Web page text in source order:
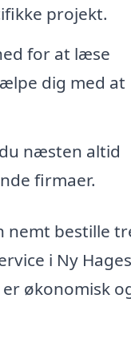
projekt.
for at læse
dig med at
næsten altid
firmaer.
nemt bestille
i Ny
økonomisk